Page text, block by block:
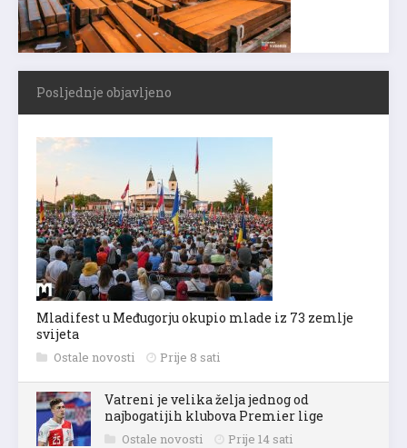
Posljednje objavljeno
Mladifest u Međugorju okupio mlade iz 73 zemlje
svijeta
Ostale novosti Prije 8 sati
Vatreni je velika želja jednog od
najbogatijih klubova Premier lige
Ostale novosti Prije 14 sati